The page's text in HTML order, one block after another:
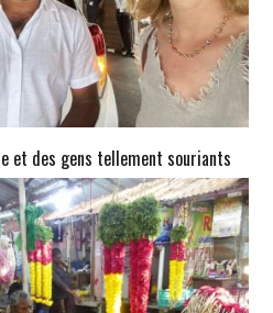
et des gens tellement souriants